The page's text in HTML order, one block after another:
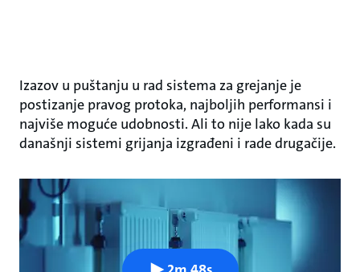
Izazov u puštanju u rad sistema za grejanje je
postizanje pravog protoka, najboljih performansi i
najviše moguće udobnosti. Ali to nije lako kada su
današnji sistemi grijanja izgrađeni i rade drugačije.